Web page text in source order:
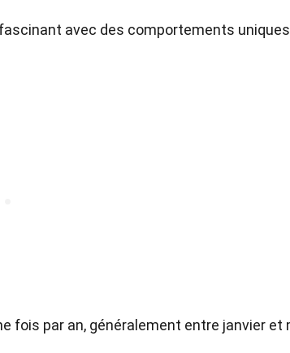
avec des comportements
fois par an, généralement entre janvier et